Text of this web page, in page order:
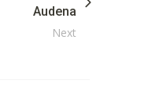
Audena
Next